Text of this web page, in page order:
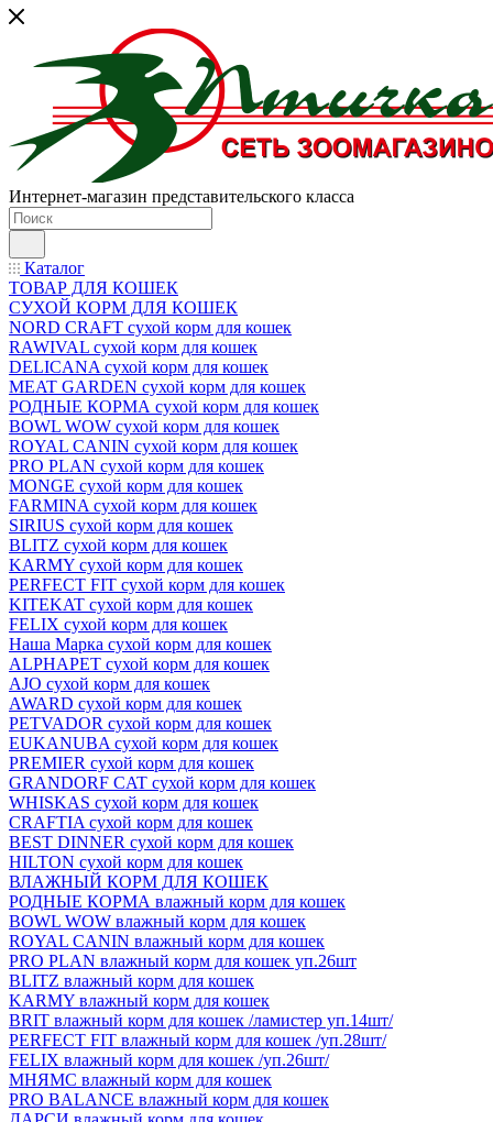
Интернет-магазин представительского класса
Каталог
ТОВАР ДЛЯ КОШЕК
СУХОЙ КОРМ ДЛЯ КОШЕК
NORD CRAFT сухой корм для кошек
RAWIVAL сухой корм для кошек
DELICANA сухой корм для кошек
MEAT GARDEN сухой корм для кошек
РОДНЫЕ КОРМА сухой корм для кошек
BOWL WOW сухой корм для кошек
ROYAL CANIN сухой корм для кошек
PRO PLAN сухой корм для кошек
MONGE сухой корм для кошек
FARMINA сухой корм для кошек
SIRIUS сухой корм для кошек
BLITZ сухой корм для кошек
KARMY сухой корм для кошек
PERFECT FIT сухой корм для кошек
KITEKAT сухой корм для кошек
FELIX сухой корм для кошек
Наша Марка сухой корм для кошек
ALPHAPET сухой корм для кошек
AJO сухой корм для кошек
AWARD сухой корм для кошек
PETVADOR сухой корм для кошек
EUKANUBA сухой корм для кошек
PREMIER сухой корм для кошек
GRANDORF CAT сухой корм для кошек
WHISKAS сухой корм для кошек
CRAFTIA сухой корм для кошек
BEST DINNER сухой корм для кошек
HILTON сухой корм для кошек
ВЛАЖНЫЙ КОРМ ДЛЯ КОШЕК
РОДНЫЕ КОРМА влажный корм для кошек
BOWL WOW влажный корм для кошек
ROYAL CANIN влажный корм для кошек
PRO PLAN влажный корм для кошек уп.26шт
BLITZ влажный корм для кошек
KARMY влажный корм для кошек
BRIT влажный корм для кошек /ламистер уп.14шт/
PERFECT FIT влажный корм для кошек /уп.28шт/
FELIX влажный корм для кошек /уп.26шт/
МНЯМС влажный корм для кошек
PRO BALANCE влажный корм для кошек